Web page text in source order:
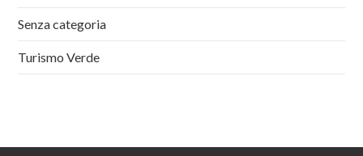
Senza categoria
Turismo Verde